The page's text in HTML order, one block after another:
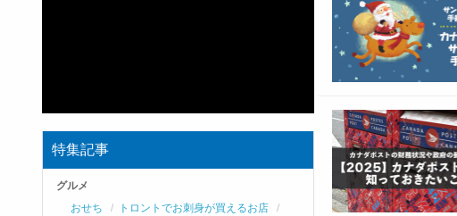
特集記事
グルメ
おせち
トロントでお刺身が買えるお店